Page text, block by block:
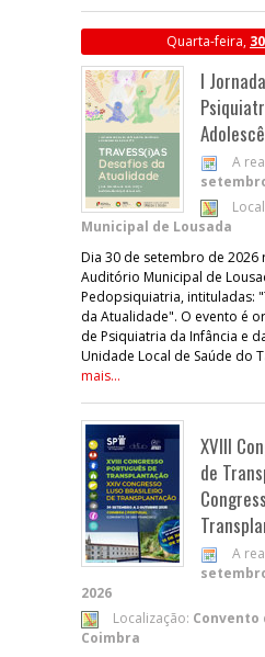
Quarta-feira, 30
I
A
Municipal de Lousada
Dia 30 de setembro de 2026
Auditório Municipal de
Pedopsiquiatria, intituladas:
da Atualidade". O evento é
de Psiquiatria da Infância e
Unidade Local de Saúde do
mais...
XVIII
de
A
2026
Localização: Convento
Coimbra